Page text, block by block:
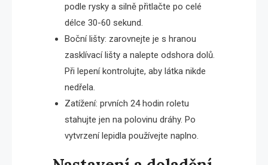
podle rysky a silně přitlačte po celé
délce 30-60 sekund.
Boční lišty: zarovnejte je s hranou
zasklívací lišty a nalepte odshora dolů.
Při lepení kontrolujte, aby látka nikde
nedřela.
Zatížení: prvních 24 hodin roletu
stahujte jen na polovinu dráhy. Po
vytvrzení lepidla používejte naplno.